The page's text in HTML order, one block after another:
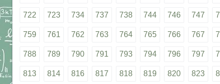
722 723 734 737 738 744 746 747
759 761 762 763 764 765 766 767
788 789 790 791 793 794 796 797
813 814 816 817 818 819 820 823